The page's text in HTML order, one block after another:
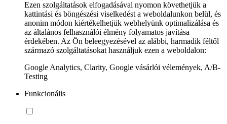
Ezen szolgáltatások elfogadásával nyomon követhetjük a
kattintási és böngészési viselkedést a weboldalunkon belül, és
anonim módon kiértékelhetjük webhelyünk optimalizálása és
az általános felhasználói élmény folyamatos javítása
érdekében. Az Ön beleegyezésével az alábbi, harmadik féltől
származó szolgáltatásokat használjuk ezen a weboldalon:
Google Analytics, Clarity, Google vásárlói vélemények, A/B-
Testing
Funkcionális